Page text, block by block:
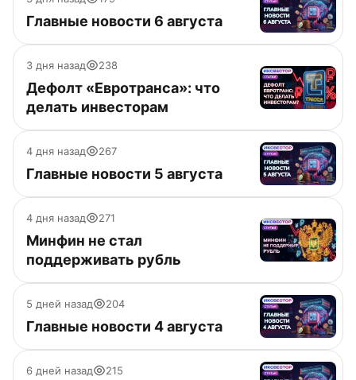
Главные новости 6 августа
3 дня назад 238
Дефолт «Евротранса»: что
делать инвесторам
4 дня назад 267
Главные новости 5 августа
4 дня назад 271
Минфин не стал
поддерживать рубль
5 дней назад 204
Главные новости 4 августа
6 дней назад 215